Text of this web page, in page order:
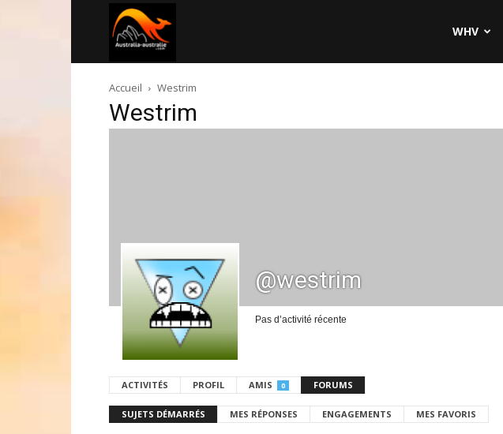
australie.com
WHV
Accueil Westrim
Westrim
@westrim
Pas d’activité récente
ACTIVITÉS PROFIL AMIS 0 FORUMS
SUJETS DÉMARRÉS MES RÉPONSES ENGAGEMENTS MES FAVORIS